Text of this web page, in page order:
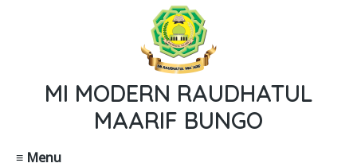
MI MODERN RAUDHATUL
MAARIF BUNGO
≡ Menu